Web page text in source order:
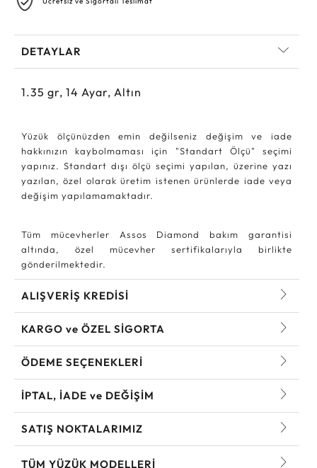
DETAYLAR
1.35 gr, 14 Ayar, Altın
Yüzük ölçünüzden emin değilseniz değişim ve iade
hakkınızın kaybolmaması için "Standart Ölçü" seçimi
yapınız. Standart dışı ölçü seçimi yapılan, üzerine yazı
yazılan, özel olarak üretim istenen ürünlerde iade veya
değişim yapılamamaktadır.
Tüm mücevherler Assos Diamond bakım garantisi
altında, özel mücevher sertifikalarıyla birlikte
gönderilmektedir.
ALIŞVERİŞ KREDİSİ
KARGO ve ÖZEL SİGORTA
ÖDEME SEÇENEKLERİ
İPTAL, İADE ve DEĞİŞİM
SATIŞ NOKTALARIMIZ
TÜM YÜZÜK MODELLERI